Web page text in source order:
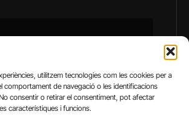
utilitzem tecnologies com les cookies per a
comportament de navegació o les identificacions
consentir o retirar el consentiment, pot afectar
característiques i funcions.